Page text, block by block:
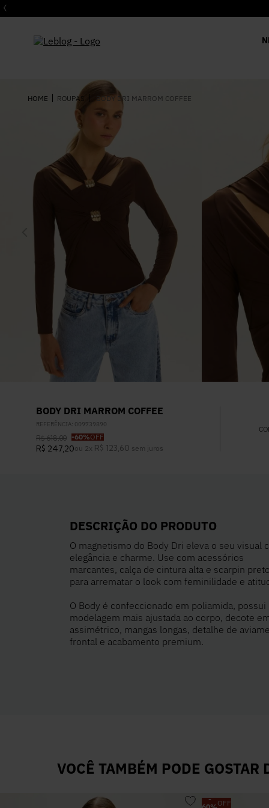
ROUPAS BODY DRI MARROM COFFEE
BODY DRI MARROM COFFEE
REFERÊNCIA: 009739890
R$ 618,00 -60%OFF
R$ 247,20ou 2x R$ 123 60 sem juros
DESCRIÇÃO DO PRODUTO
O magnetismo do Body Dri eleva o seu visual
elegância e charme. Use com acessórios
marcantes, calça de cintura alta e scarpin
para arrematar o look com feminilidade e
O Body é confeccionado em poliamida, possui
modelagem mais ajustada ao corpo, decote
assimétrico, mangas longas, detalhe de
frontal e acabamento premium.
VOCÊ TAMBÉM PODE GOSTAR
-
OFF